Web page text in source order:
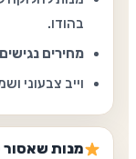
בהודו.
מחירים נגישים
וייב צבעוני
מנות